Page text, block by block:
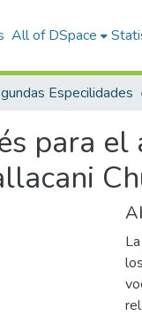
All of DSpace
Especilidades
para